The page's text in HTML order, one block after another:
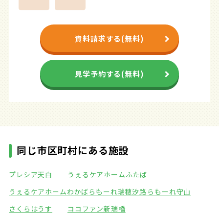
資料請求する(無料)
見学予約する(無料)
同じ市区町村にある施設
プレシア天白
うぇるケアホームふたば
うぇるケアホームわかばらもーれ瑞穂汐路 らもーれ守山
さくらはうす
ココファン新瑞橋